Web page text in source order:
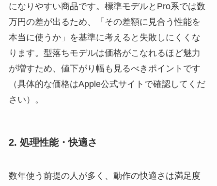
になりやすい商品です。標準モデルとPro系では数
万円の差が出るため、「その差額に見合う性能を
本当に使うか」を基準に考えると失敗しにくくな
ります。型落ちモデルは価格がこなれるほど魅力
が増すため、値下がり幅も見るべきポイントです
（具体的な価格はApple公式サイトで確認してくだ
さい）。
2. 処理性能・快適さ
数年使う前提の人が多く、動作の快適さは満足度